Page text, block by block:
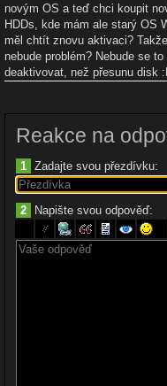
novým OS a teď chci koupit
HDDs, kde mám ale starý OS
měl chtít znovu aktivaci?
nebude problém? Nebude se
deaktivovat, než přesunu disk
Reakce na
1 Zadajte svou přezdívku:
2 Napište svou odpověď: